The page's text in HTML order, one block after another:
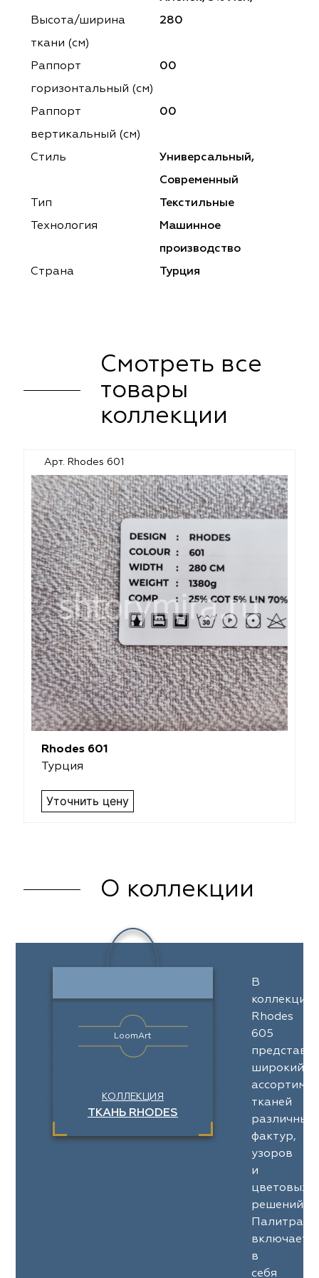
Studio
Высота/ширина
ткани (см)
280
Раппорт
горизонтальный (cм)
00
Раппорт
вертикальный (см)
00
Стиль
Универсальный,
Современный
Тип
Текстильные
Технология
Машинное
производство
Страна
Турция
Смотреть все
товары
коллекции
Арт. Rhodes 601
Rhodes 601
Турция
Уточнить цену
О коллекции
LoomArt
КОЛЛЕКЦИЯ
ТКАНЬ RHODES
В
коллекции
Rhodes
605
широкий
тканей
различных
фактур,
узоров
и
цветовых
решений.
Палитра
включает
в
себя